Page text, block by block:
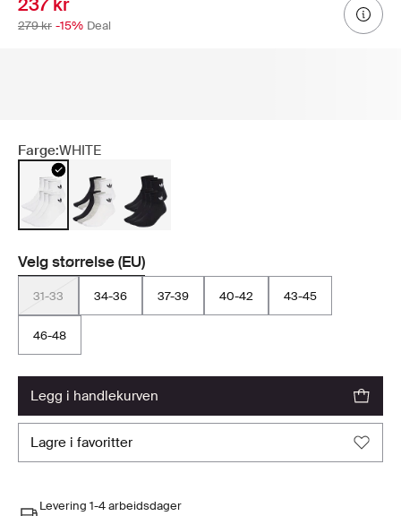
237 kr
279 kr -15% Deal
Farge:WHITE
Velg størrelse (EU)
31-33 34-36 37-39 40-42 43-45
46-48
legg i handlekurven
lagre i favoritter
Levering 1-4 arbeidsdager